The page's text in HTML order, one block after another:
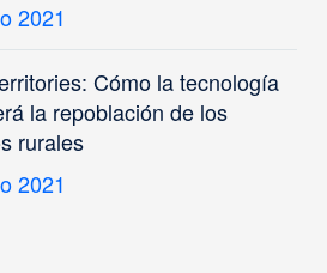
2021
Cómo la tecnología
la repoblación de los
rurales
2021